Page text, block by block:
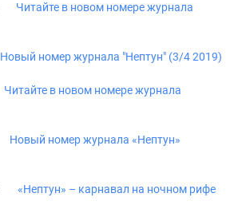
Читайте в новом номере журнала
Новый номер журнала "Нептун" (3/4 2019)
Читайте в новом номере журнала
Новый номер журнала «Нептун»
«Нептун» – карнавал на ночном рифе